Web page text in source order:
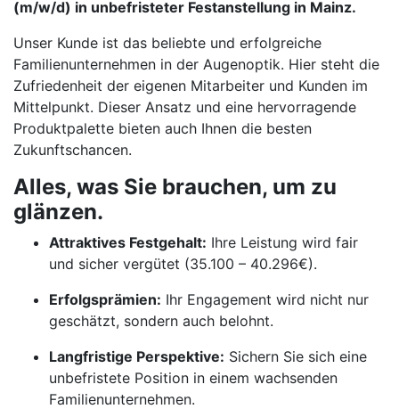
(m/w/d) in unbefristeter Festanstellung in Mainz.
Unser Kunde ist das beliebte und erfolgreiche
Familienunternehmen in der Augenoptik. Hier steht die
Zufriedenheit der eigenen Mitarbeiter und Kunden im
Mittelpunkt. Dieser Ansatz und eine hervorragende
Produktpalette bieten auch Ihnen die besten
Zukunftschancen.
Alles, was Sie brauchen, um zu
glänzen.
Attraktives Festgehalt: Ihre Leistung wird fair
und sicher vergütet (35.100 – 40.296€).
Erfolgsprämien: Ihr Engagement wird nicht nur
geschätzt, sondern auch belohnt.
Langfristige Perspektive: Sichern Sie sich eine
unbefristete Position in einem wachsenden
Familienunternehmen.